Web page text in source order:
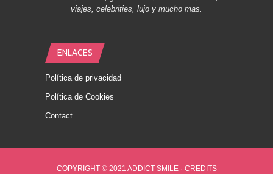
viajes, celebrities, lujo y mucho mas.
ENLACES
Política de privacidad
Política de Cookies
Contact
COPYRIGHT © 2021 ADDICT SMILE · CREDITS